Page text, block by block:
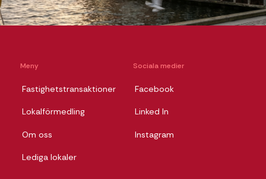
Meny
Fastighetstransaktioner
Lokalförmedling
Om oss
Lediga lokaler
Sociala medier
Facebook
Linked In
Instagram